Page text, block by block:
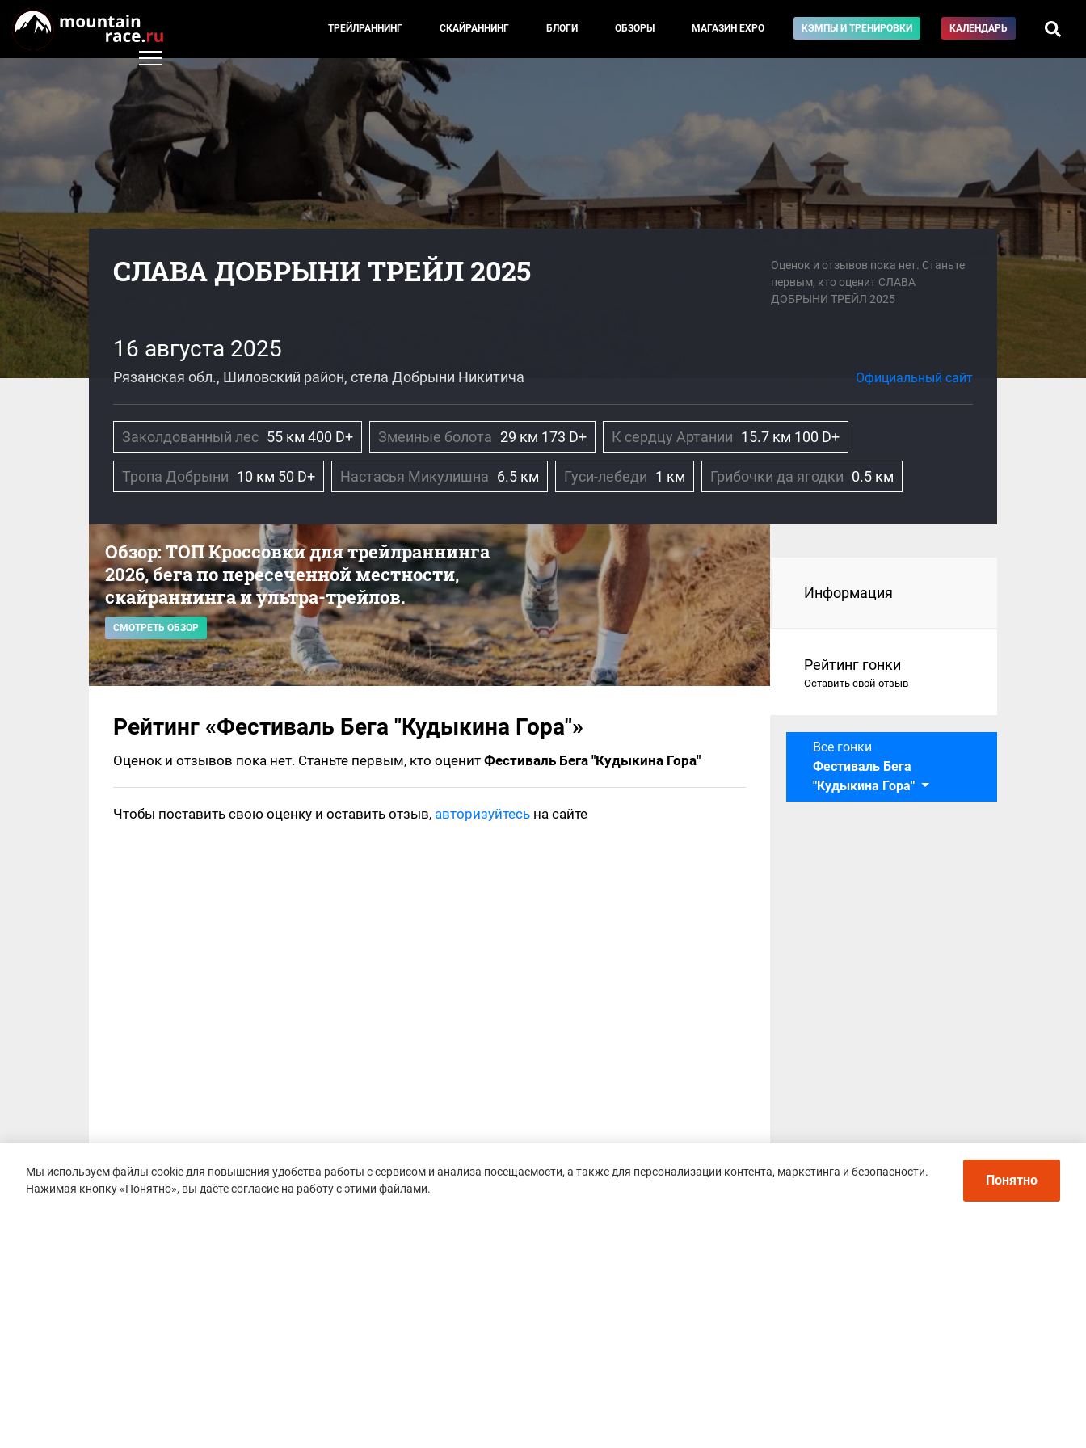
ТРЕЙЛРАННИНГ СКАЙРАННИНГ БЛОГИ ОБЗОРЫ МАГАЗИН EXPO КЭМПЫ И ТРЕНИРОВКИ КАЛЕНДАРЬ
СЛАВА ДОБРЫНИ ТРЕЙЛ 2025
Оценок и отзывов пока нет. Станьте
первым, кто оценит СЛАВА
ДОБРЫНИ ТРЕЙЛ 2025
16 августа 2025
Рязанская обл., Шиловский район, стела Добрыни Никитича Официальный сайт
Заколдованный лес 55 км 400 D+ Змеиные болота 29 км 173 D+ К сердцу Артании 15.7 км 100 D+
Тропа Добрыни 10 км 50 D+ Настасья Микулишна 6.5 км Гуси-лебеди 1 км Грибочки да ягодки 0.5 км
Обзор: ТОП Кроссовки для трейлраннинга
2026, бега по пересеченной местности,
скайраннинга и ультра-трейлов.
СМОТРЕТЬ ОБЗОР
Рейтинг «Фестиваль Бега "Кудыкина Гора"»
Оценок и отзывов пока нет. Станьте первым, кто оценит Фестиваль Бега "Кудыкина Гора"
Чтобы поставить свою оценку и оставить отзыв, авторизуйтесь на сайте
Информация
Рейтинг гонки
Оставить свой отзыв
Все гонки
Фестиваль Бега
"Кудыкина Гора"
Мы используем файлы cookie для повышения удобства работы с сервисом и анализа посещаемости, а также для персонализации контента, маркетинга и безопасности.
Нажимая кнопку «Понятно», вы даёте согласие на работу с этими файлами.
Понятно